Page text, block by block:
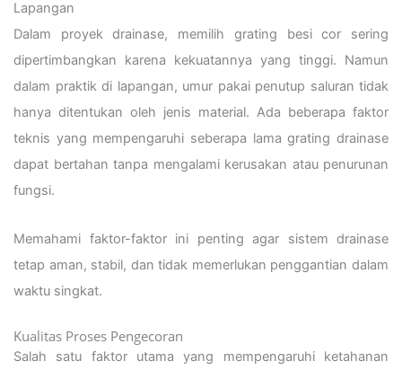
Lapangan
Dalam proyek drainase, memilih grating besi cor sering
dipertimbangkan karena kekuatannya yang tinggi. Namun
dalam praktik di lapangan, umur pakai penutup saluran tidak
hanya ditentukan oleh jenis material. Ada beberapa faktor
teknis yang mempengaruhi seberapa lama grating drainase
dapat bertahan tanpa mengalami kerusakan atau penurunan
fungsi.
Memahami faktor-faktor ini penting agar sistem drainase
tetap aman, stabil, dan tidak memerlukan penggantian dalam
waktu singkat.
Kualitas Proses Pengecoran
Salah satu faktor utama yang mempengaruhi ketahanan